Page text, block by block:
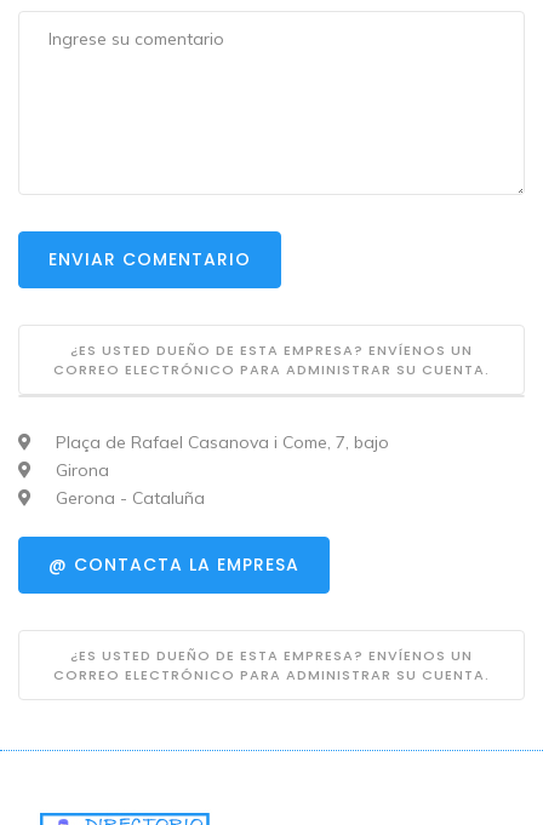
ENVIAR COMENTARIO
¿ES USTED DUEÑO DE ESTA EMPRESA? ENVÍENOS UN
CORREO ELECTRÓNICO PARA ADMINISTRAR SU CUENTA.
Plaça de Rafael Casanova i Come, 7, bajo
Girona
Gerona - Cataluña
@ CONTACTA LA EMPRESA
¿ES USTED DUEÑO DE ESTA EMPRESA? ENVÍENOS UN
CORREO ELECTRÓNICO PARA ADMINISTRAR SU CUENTA.